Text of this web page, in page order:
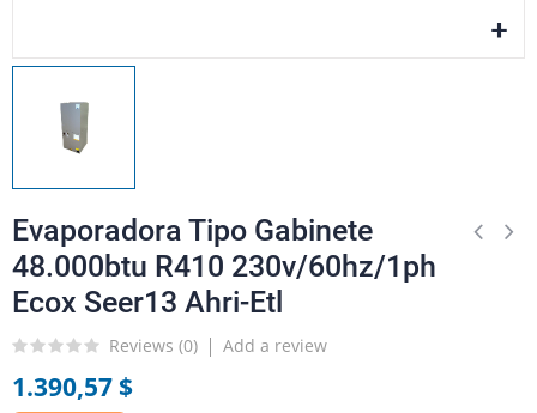
Evaporadora Tipo Gabinete
48.000btu R410 230v/60hz/1ph
Ecox Seer13 Ahri-Etl
Reviews (0) Add a review
1.390,57 $